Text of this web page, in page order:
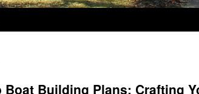
Boat Building Plans: Crafting